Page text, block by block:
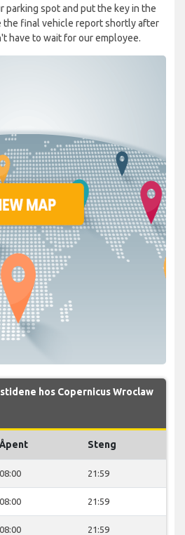
parking spot and put the key in the
the final vehicle report shortly after
have to wait for our employee.
hos Copernicus Wroclaw
Åpent Steng
08:00 21:59
08:00 21:59
08:00 21:59